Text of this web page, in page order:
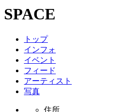
SPACE
トップ
インフォ
イベント
フィード
アーティスト
写真
住所